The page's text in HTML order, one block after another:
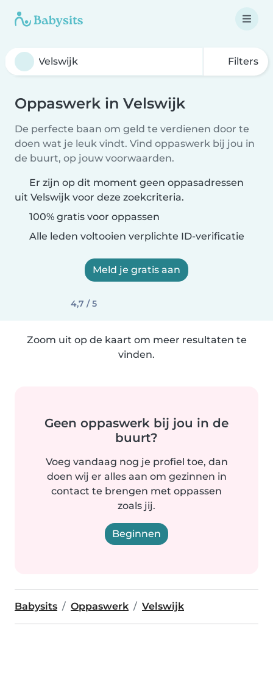
Filters
Oppaswerk in Velswijk
De perfecte baan om geld te verdienen door te
doen wat je leuk vindt. Vind oppaswerk bij jou in
de buurt, op jouw voorwaarden.
Er zijn op dit moment geen oppasadressen
uit Velswijk voor deze zoekcriteria.
100% gratis voor oppassen
Alle leden voltooien verplichte ID-verificatie
Meld je gratis aan
4,7 / 5
Zoom uit op de kaart om meer resultaten te
vinden.
Geen oppaswerk bij jou in de
buurt?
Voeg vandaag nog je profiel toe, dan
doen wij er alles aan om gezinnen in
contact te brengen met oppassen
zoals jij.
Beginnen
Babysits Oppaswerk Velswijk